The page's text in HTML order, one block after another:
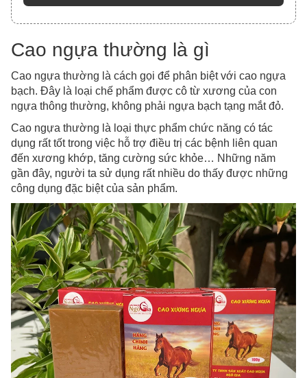
Cao ngựa thường là gì
Cao ngựa thường là cách gọi để phân biệt với cao ngựa
bạch. Đây là loại chế phẩm được cô từ xương của con
ngựa thông thường, không phải ngựa bạch tạng mắt đỏ.
Cao ngựa thường là loại thực phẩm chức năng có tác
dụng rất tốt trong việc hỗ trợ điều trị các bệnh liên quan
đến xương khớp, tăng cường sức khỏe… Những năm
gần đây, người ta sử dụng rất nhiều do thấy được những
công dụng đặc biệt của sản phẩm.